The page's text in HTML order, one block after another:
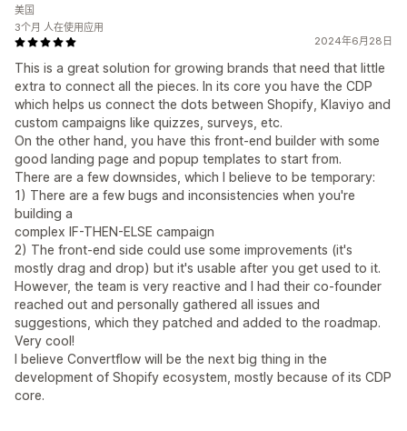
2024年6月28日
This is a great solution for growing brands that need that little
extra to connect all the pieces. In its core you have the CDP
which helps us connect the dots between Shopify, Klaviyo and
custom campaigns like quizzes, surveys, etc.
On the other hand, you have this front-end builder with some
good landing page and popup templates to start from.
There are a few downsides, which I believe to be temporary:
1) There are a few bugs and inconsistencies when you're
building a
complex IF-THEN-ELSE campaign
2) The front-end side could use some improvements (it's
mostly drag and drop) but it's usable after you get used to it.
However, the team is very reactive and I had their co-founder
reached out and personally gathered all issues and
suggestions, which they patched and added to the roadmap.
Very cool!
I believe Convertflow will be the next big thing in the
development of Shopify ecosystem, mostly because of its CDP
core.
美国
3个月 人在使用应用